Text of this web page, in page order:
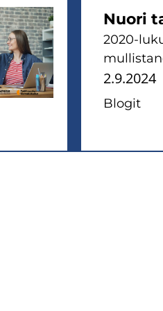
Nuori
2020-
2.9.2024
Blo­git